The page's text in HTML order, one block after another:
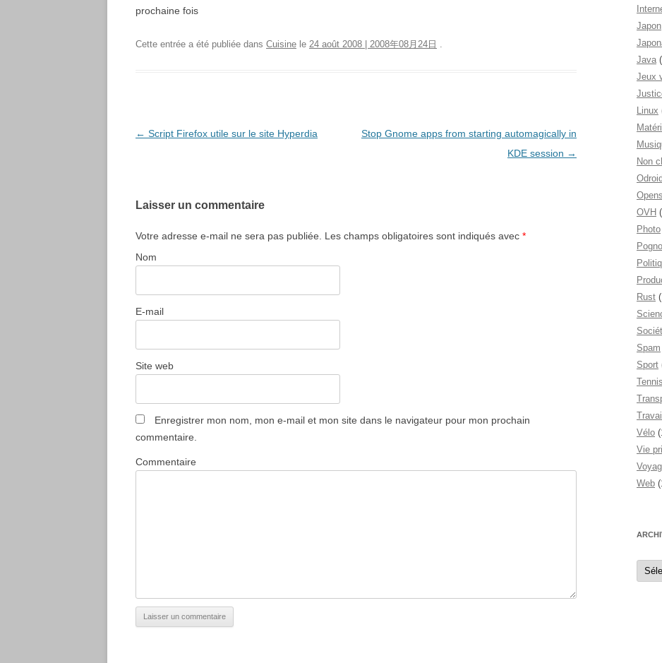
prochaine fois
Cette entrée a été publiée dans Cuisine le 24 août 2008 | 2008年08月24日
Navigation
← Script Firefox utile sur le site Hyperdia
Stop Gnome apps from starting automagically in
KDE session →
Laisser un commentaire
Votre adresse e-mail ne sera pas publiée. Les champs obligatoires sont indiqués avec *
Nom
E-mail
Site web
Enregistrer mon nom, mon e-mail et mon site dans le navigateur pour mon prochain
commentaire.
Commentaire
Japon
Java
Jeux
Linux
Non
OVH
Photo
Rust
Spam
Sport
Tennis
Vélo
Vie
Web